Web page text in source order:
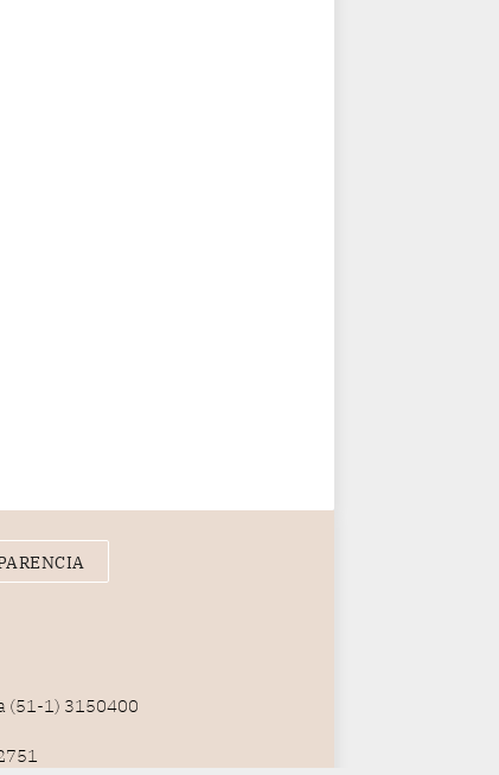
(51-1) 3150400